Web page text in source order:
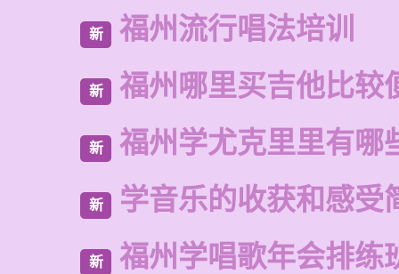
新 福州流行唱法培训
新 福州哪里买吉他比较
新 福州学尤克里里有哪
新 学音乐的收获和感受
新 福州学唱歌年会排练